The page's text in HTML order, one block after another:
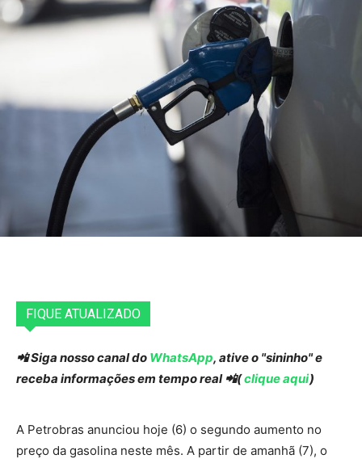
FIQUE ATUALIZADO
📲 Siga nosso canal do WhatsApp, ative o "sininho" e
receba informações em tempo real 📲(clique aqui)
A Petrobras anunciou hoje (6) o segundo aumento no
preço da gasolina neste mês. A partir de amanhã (7), o